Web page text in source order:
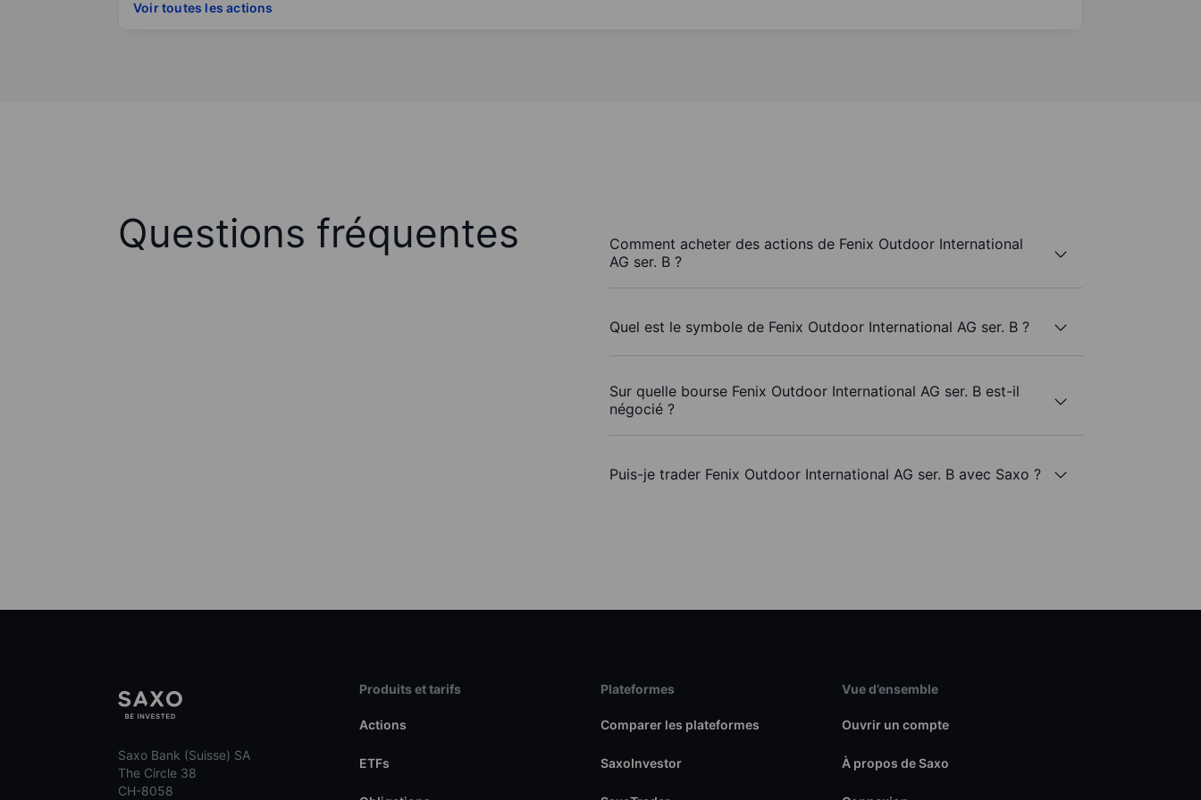
Voir toutes les actions
Questions fréquentes
Comment acheter des actions de Fenix Outdoor International
AG ser. B ?
Quel est le symbole de Fenix Outdoor International AG ser. B ?
Sur quelle bourse Fenix Outdoor International AG ser. B est-il
négocié ?
Puis-je trader Fenix Outdoor International AG ser. B avec Saxo ?
Saxo Bank (Suisse) SA
The Circle 38
CH-8058
Produits et tarifs
Actions
ETFs
Plateformes
Comparer les plateformes
SaxoInvestor
Vue d’ensemble
Ouvrir un compte
À propos de Saxo